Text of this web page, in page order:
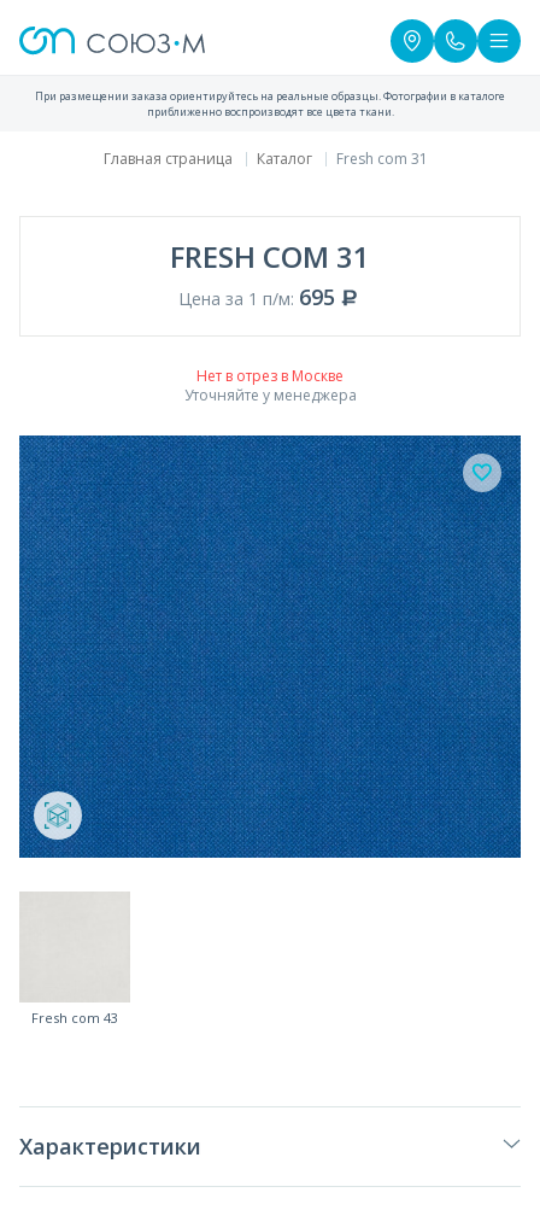
При размещении заказа ориентируйтесь на реальные образцы. Фотографии в каталоге
приближенно воспроизводят все цвета ткани.
Главная страница Каталог Fresh com 31
FRESH COM 31
Цена за 1 п/м: 695
Нет в отрез в Москве
Уточняйте у менеджера
Fresh com 43
Характеристики